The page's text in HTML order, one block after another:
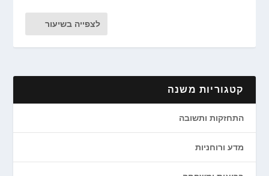
לצפייה בשיעור
קטגוריות משנה
התחזקות ותשובה
מדע ורוחניות